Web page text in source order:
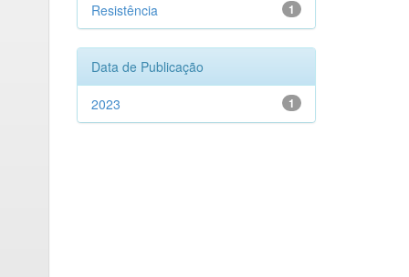
1
Resistência
Data de Publicação
1
2023